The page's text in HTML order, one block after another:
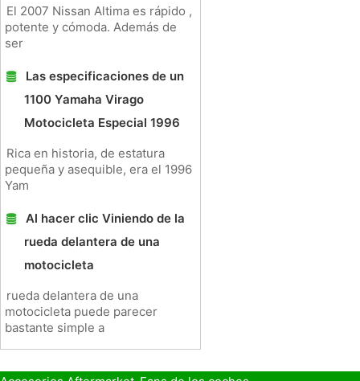
El 2007 Nissan Altima es rápido ,
potente y cómoda. Además de
ser
Las especificaciones de un
1100 Yamaha Virago
Motocicleta Especial 1996
Rica en historia, de estatura
pequeña y asequible, era el 1996
Yam
Al hacer clic Viniendo de la
rueda delantera de una
motocicleta
rueda delantera de una
motocicleta puede parecer
bastante simple a